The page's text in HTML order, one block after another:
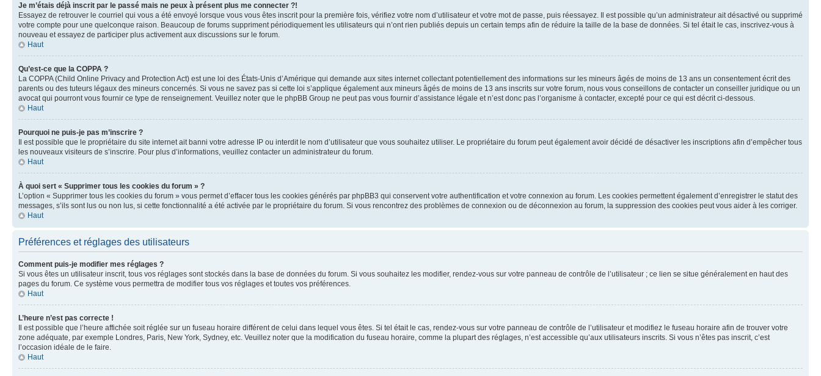
Je m’étais déjà inscrit par le passé mais ne peux à présent plus me connecter ?!
Essayez de retrouver le courriel qui vous a été envoyé lorsque vous vous êtes inscrit pour la première fois, vérifiez votre nom d’utilisateur et votre mot de passe, puis réessayez. Il est possible qu’un administrateur ait désactivé ou supprimé
votre compte pour une quelconque raison. Beaucoup de forums suppriment périodiquement les utilisateurs qui n’ont rien publiés depuis un certain temps afin de réduire la taille de la base de données. Si tel était le cas, inscrivez-vous à
nouveau et essayez de participer plus activement aux discussions sur le forum.
Haut
Qu’est-ce que la COPPA ?
La COPPA (Child Online Privacy and Protection Act) est une loi des États-Unis d’Amérique qui demande aux sites internet collectant potentiellement des informations sur les mineurs âgés de moins de 13 ans un consentement écrit des
parents ou des tuteurs légaux des mineurs concernés. Si vous ne savez pas si cette loi s’applique également aux mineurs âgés de moins de 13 ans inscrits sur votre forum, nous vous conseillons de contacter un conseiller juridique ou un
avocat qui pourront vous fournir ce type de renseignement. Veuillez noter que le phpBB Group ne peut pas vous fournir d’assistance légale et n’est donc pas l’organisme à contacter, excepté pour ce qui est décrit ci-dessous.
Haut
Pourquoi ne puis-je pas m’inscrire ?
Il est possible que le propriétaire du site internet ait banni votre adresse IP ou interdit le nom d’utilisateur que vous souhaitez utiliser. Le propriétaire du forum peut également avoir décidé de désactiver les inscriptions afin d’empêcher tous
les nouveaux visiteurs de s’inscrire. Pour plus d’informations, veuillez contacter un administrateur du forum.
Haut
À quoi sert « Supprimer tous les cookies du forum » ?
L’option « Supprimer tous les cookies du forum » vous permet d’effacer tous les cookies générés par phpBB3 qui conservent votre authentification et votre connexion au forum. Les cookies permettent également d’enregistrer le statut des
messages, s’ils sont lus ou non lus, si cette fonctionnalité a été activée par le propriétaire du forum. Si vous rencontrez des problèmes de connexion ou de déconnexion au forum, la suppression des cookies peut vous aider à les corriger.
Haut
Préférences et réglages des utilisateurs
Comment puis-je modifier mes réglages ?
Si vous êtes un utilisateur inscrit, tous vos réglages sont stockés dans la base de données du forum. Si vous souhaitez les modifier, rendez-vous sur votre panneau de contrôle de l’utilisateur ; ce lien se situe généralement en haut des
pages du forum. Ce système vous permettra de modifier tous vos réglages et toutes vos préférences.
Haut
L’heure n’est pas correcte !
Il est possible que l’heure affichée soit réglée sur un fuseau horaire différent de celui dans lequel vous êtes. Si tel était le cas, rendez-vous sur votre panneau de contrôle de l’utilisateur et modifiez le fuseau horaire afin de trouver votre
zone adéquate, par exemple Londres, Paris, New York, Sydney, etc. Veuillez noter que la modification du fuseau horaire, comme la plupart des réglages, n’est accessible qu’aux utilisateurs inscrits. Si vous n’êtes pas inscrit, c’est
l’occasion idéale de le faire.
Haut